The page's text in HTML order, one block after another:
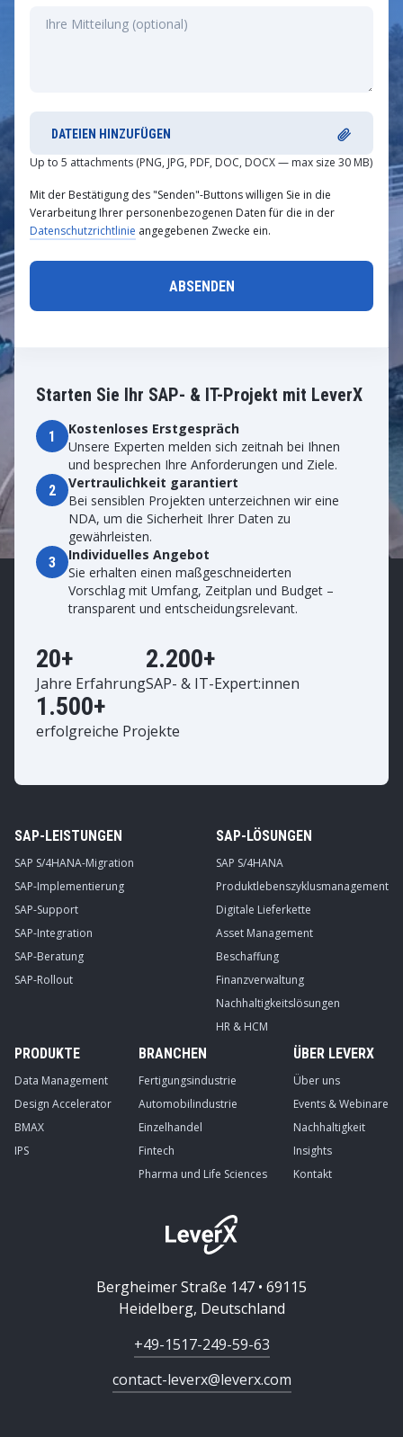
Starten Sie Ihr SAP- & IT-Projekt mit LeverX
1
Kostenloses Erstgespräch
Unsere Experten melden sich zeitnah bei Ihnen
und besprechen Ihre Anforderungen und Ziele.
2
Vertraulichkeit garantiert
Bei sensiblen Projekten unterzeichnen wir eine
NDA, um die Sicherheit Ihrer Daten zu
gewährleisten.
3
Individuelles Angebot
Sie erhalten einen maßgeschneiderten
Vorschlag mit Umfang, Zeitplan und Budget –
transparent und entscheidungsrelevant.
20+
Jahre Erfahrung
2.200+
SAP- & IT-Expert:innen
1.500+
erfolgreiche Projekte
DATEIEN HINZUFÜGEN
Up to 5 attachments (PNG, JPG, PDF, DOC, DOCX — max size 30 MB)
Mit der Bestätigung des "Senden"-Buttons willigen Sie in die
Verarbeitung Ihrer personenbezogenen Daten für die in der
Datenschutzrichtlinie angegebenen Zwecke ein.
SAP-LEISTUNGEN
SAP S/4HANA-Migration
SAP-Implementierung
SAP-Support
SAP-Integration
SAP-Beratung
SAP-Rollout
SAP-LÖSUNGEN
SAP S/4HANA
Produktlebenszyklusmanagement
Digitale Lieferkette
Asset Management
Beschaffung
Finanzverwaltung
Nachhaltigkeitslösungen
HR & HCM
PRODUKTE
Data Management
Design Accelerator
BMAX
IPS
BRANCHEN
Fertigungsindustrie
Automobilindustrie
Einzelhandel
Fintech
Pharma und Life Sciences
ÜBER LEVERX
Über uns
Events & Webinare
Nachhaltigkeit
Insights
Kontakt
Bergheimer Straße 147 • 69115
Heidelberg, Deutschland
+49-1517-249-59-63
contact-leverx@leverx.com